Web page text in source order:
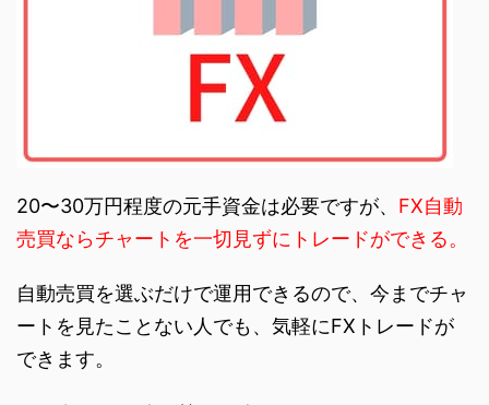
20〜30万円程度の元手資金は必要ですが、 FX自動
売買ならチャートを一切見ずにトレードができる。
自動売買を選ぶだけで運用できるので、今までチャ
ートを見たことない人でも、気軽にFXトレードが
できます。